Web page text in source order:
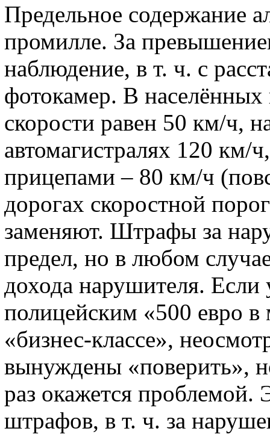
Предельное содержание
промилле. За
наблюдение, в т. ч. с
фотокамер. В
скорости равен 50 км/ч,
автомагистралях 120
прицепами – 80 км/ч
дорогах скоростной
заменяют. Штрафы за
предел, но в любом
дохода нарушителя. Если
полицейским «500 евро в
«бизнес‑классе»,
вынуждены «поверить»,
раз окажется проблемой.
штрафов, в т. ч. за